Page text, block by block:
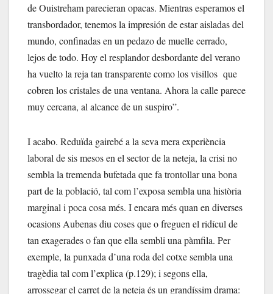
de Ouistreham parecieran opacas. Mientras esperamos el
transbordador, tenemos la impresión de estar aisladas del
mundo, confinadas en un pedazo de muelle cerrado,
lejos de todo. Hoy el resplandor desbordante del verano
ha vuelto la reja tan transparente como los visillos que
cobren los cristales de una ventana. Ahora la calle parece
muy cercana, al alcance de un suspiro”.
I acabo. Reduïda gairebé a la seva mera experiència
laboral de sis mesos en el sector de la neteja, la crisi no
sembla la tremenda bufetada que fa trontollar una bona
part de la població, tal com l’exposa sembla una història
marginal i poca cosa més. I encara més quan en diverses
ocasions Aubenas diu coses que o freguen el ridícul de
tan exagerades o fan que ella sembli una pàmfila. Per
exemple, la punxada d’una roda del cotxe sembla una
tragèdia tal com l’explica (p.129); i segons ella,
arrossegar el carret de la neteja és un grandíssim drama: